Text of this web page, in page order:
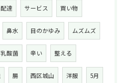
配達 サービス 買い物
鼻水 目のかゆみ ムズムズ
乳酸菌 辛い 整える
腸 西区城山 洋服 5月